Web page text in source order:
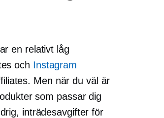
en relativt låg
och Instagram
Men när du väl är
som passar dig
inträdesavgifter för